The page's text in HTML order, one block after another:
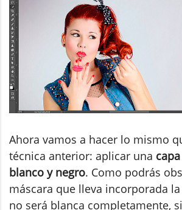
Ahora vamos a hacer lo mismo
técnica anterior: aplicar una
blanco y negro. Como podrás
máscara que lleva incorporada
no será blanca completamente,